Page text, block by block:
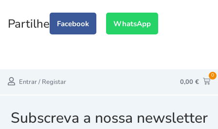
Partilhe Facebook WhatsApp
Entrar / Registar 0,00 €
0
Subscreva a nossa newsletter